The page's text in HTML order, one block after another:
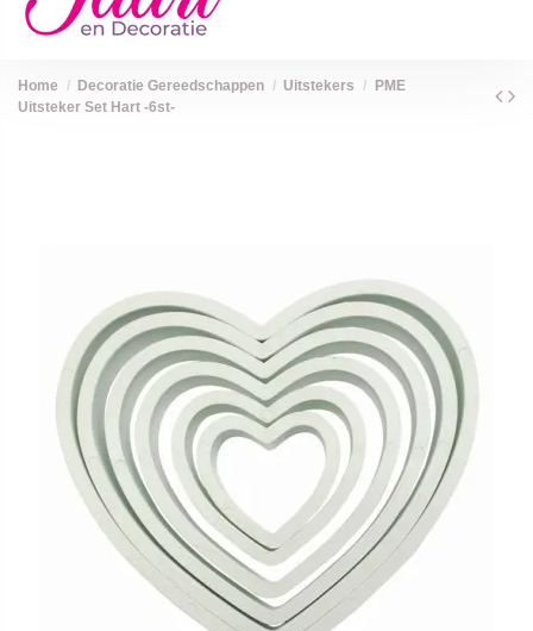
Home Decoratie Gereedschappen Uitstekers
PME
Uitsteker Set Hart -6st-